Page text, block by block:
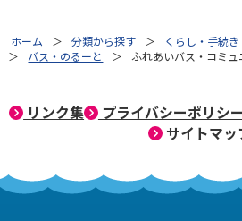
ホーム 分類から探す くらし・手続き
バス・のるーと
ふれあいバス・コミ
リンク集 プライバシーポリシー
サイトマッ